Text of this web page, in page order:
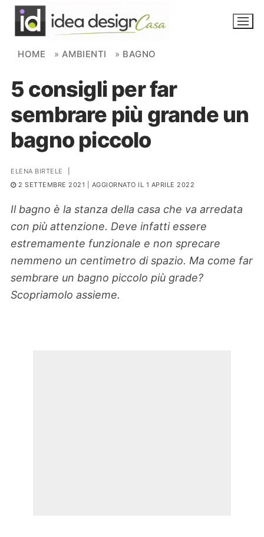
Skip to content
NOVITÀ
AMBIENTI
FAI DA TE
PIANTE
Search for:
HOME » AMBIENTI » BAGNO
5 consigli per far
sembrare più grande un
bagno piccolo
ELENA BIRTELE
2 SETTEMBRE 2021 | AGGIORNATO IL 1 APRILE 2022
Il bagno è la stanza della casa che va arredata
con più attenzione. Deve infatti essere
estremamente funzionale e non sprecare
nemmeno un centimetro di spazio. Ma come far
sembrare un bagno piccolo più grade?
Scopriamolo assieme.